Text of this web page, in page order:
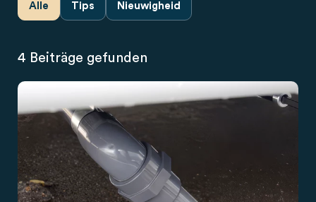
Alle Tips Nieuwigheid
4 Beiträge gefunden